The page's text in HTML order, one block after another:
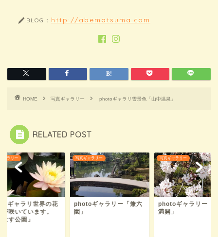
BLOG： http://abematsuma.com
HOME 写真ギャラリー photoギャラリ雪景色「山中温泉」
RELATED POST
ャラリー
ギャラリ世界の花
が咲いています。
はす公園」
写真ギャラリー
photoギャラリー「兼六
園」
写真ギャラリー
photoギャラリー
満開」